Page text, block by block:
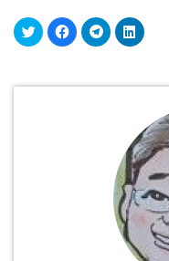
分
享
視
按
一
享
按
一
享
啟)
分
享
視
啟)